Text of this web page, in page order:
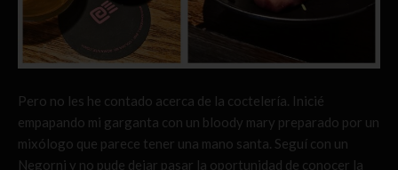
Pero no les he contado acerca de la coctelería. Inicié
empapando mi garganta con un bloody mary preparado por un
mixólogo que parece tener una mano santa. Seguí con un
Negorni y no pude dejar pasar la oportunidad de conocer la